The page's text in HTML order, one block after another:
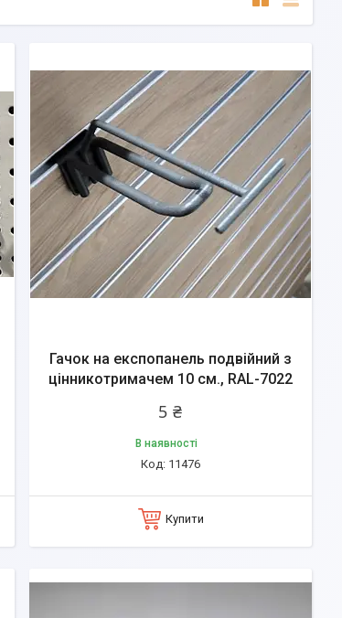
Гачок на експопанель подвійний з
цінникотримачем 10 см., RAL-7022
5 ₴
В наявності
11476
Купити